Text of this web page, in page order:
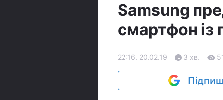
Samsung
смартфон із
22:16, 20.02.19 3 хв.